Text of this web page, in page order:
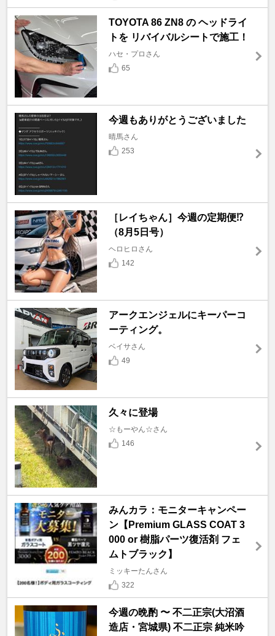
TOYOTA 86 ZN8 の ヘッドライ
トを リバイバルシートで施工！
ハセ・プロさん
65
今週もありがとうございました
晴馬さん
253
［レイちゃん］今週の定期便⁉️
（8月5日号）
ヘロヒロさん
142
アークエンジェルにキーパーコ
ーティング。
ベイサさん
49
久々に登場
☆もーやん☆さん
146
みんカラ：モニターキャンペー
ン【Premium GLASS COAT 3
000 or 樹脂パーツ復活剤 フェ
ムトブラック】
ミッキーたんさん
322
今週の晩酌 〜 不二正宗(大沼酒
造店・宮城県) 不二正宗 純米吟